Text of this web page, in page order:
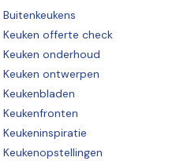
Buitenkeukens
Keuken offerte check
Keuken onderhoud
Keuken ontwerpen
Keukenbladen
Keukenfronten
Keukeninspiratie
Keukenopstellingen